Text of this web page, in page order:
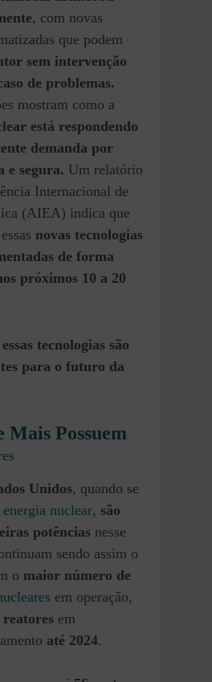
, com novas
que podem
sem intervenção
de problemas.
mostram como a
está respondendo
demanda por
e segura. Um relatório
Internacional de
(AIEA) indica que
novas tecnologias
de forma
próximos 10 a 20
tecnologias são
para o futuro da
Mais Possuem
Unidos, quando se
energia nuclear, são
potências nesse
sendo assim o
o maior número de
em operação,
reatores em
até 2024.